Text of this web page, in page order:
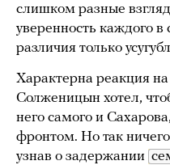
слишком разные
уверенность каждого
различия только
Характерна реакция
Солженицын хотел,
него самого и
фронтом. Но так
узнав о задержании